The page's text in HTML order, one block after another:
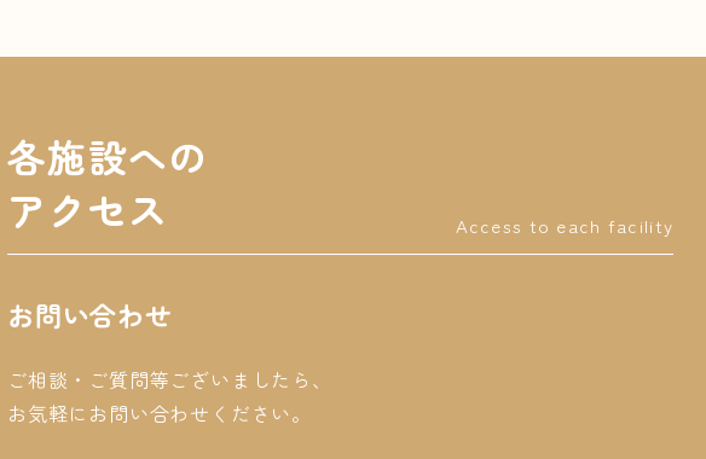
各施設への
アクセス
Access to each facility
お問い合わせ
ご相談・ご質問等ございましたら、
お気軽にお問い合わせください。